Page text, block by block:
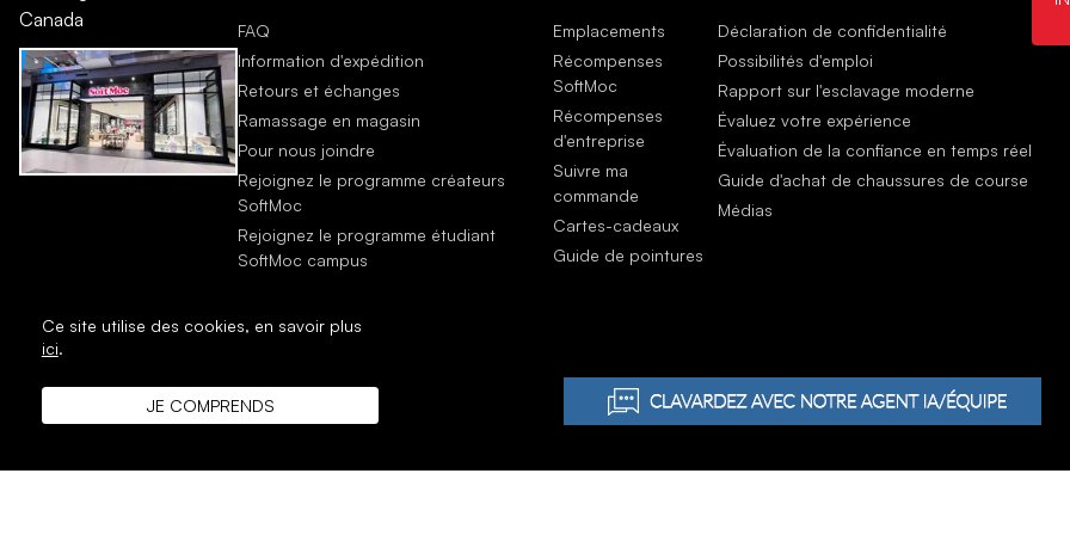
All
Ce site utilise des cookies, en savoir plus
ici.
JE COMPRENDS
Canada
FAQ
Information d'expédition
Retours et échanges
Ramassage en magasin
Pour nous joindre
Rejoignez le programme créateurs
SoftMoc
Rejoignez le programme étudiant
SoftMoc campus
Emplacements
Récompenses
SoftMoc
Récompenses
d'entreprise
Suivre ma
commande
Cartes-cadeaux
Guide de pointures
Déclaration de confidentialité
Possibilités d'emploi
Rapport sur l'esclavage moderne
Évaluez votre expérience
Évaluation de la confiance en temps réel
Guide d'achat de chaussures de course
Médias